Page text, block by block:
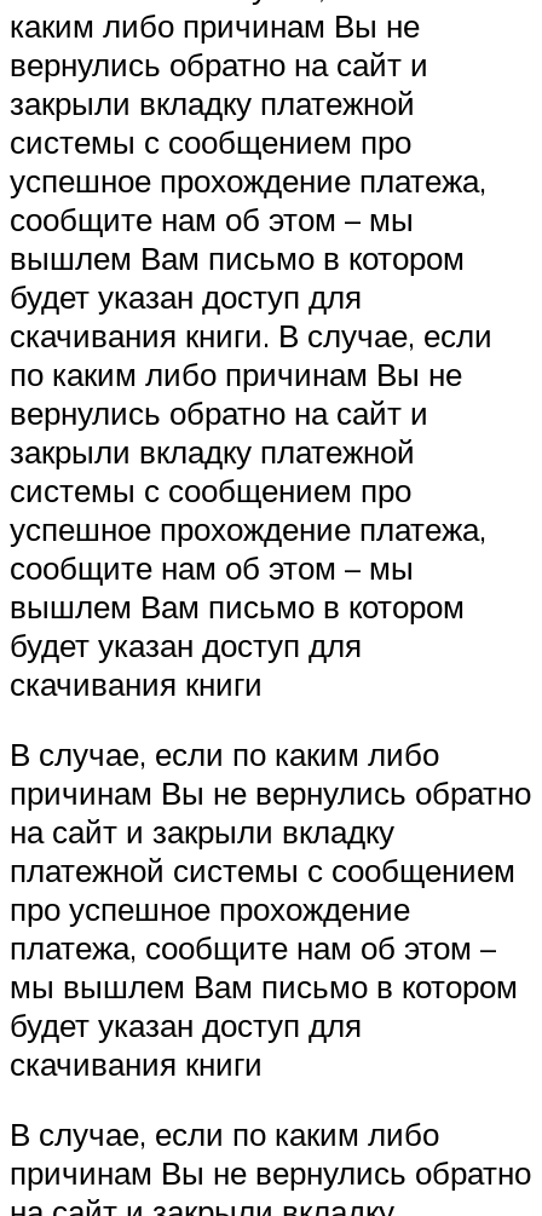
каким либо причинам Вы не
вернулись обратно на сайт и
закрыли вкладку платежной
системы с сообщением про
успешное прохождение платежа,
сообщите нам об этом – мы
вышлем Вам письмо в котором
будет указан доступ для
скачивания книги. В случае, если
по каким либо причинам Вы не
вернулись обратно на сайт и
закрыли вкладку платежной
системы с сообщением про
успешное прохождение платежа,
сообщите нам об этом – мы
вышлем Вам письмо в котором
будет указан доступ для
скачивания книги
В случае, если по каким либо
причинам Вы не вернулись обратно
на сайт и закрыли вкладку
платежной системы с сообщением
про успешное прохождение
платежа, сообщите нам об этом –
мы вышлем Вам письмо в котором
будет указан доступ для
скачивания книги
В случае, если по каким либо
причинам Вы не вернулись обратно